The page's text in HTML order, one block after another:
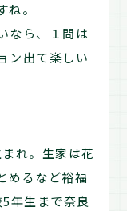
。
なら、１問は
ン出て楽しい
れ。生家は花
めるなど裕福
年生まで奈良